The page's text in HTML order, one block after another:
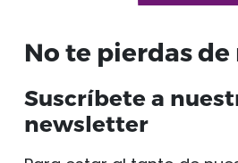
No te pierdas de
Suscríbete a
newsletter